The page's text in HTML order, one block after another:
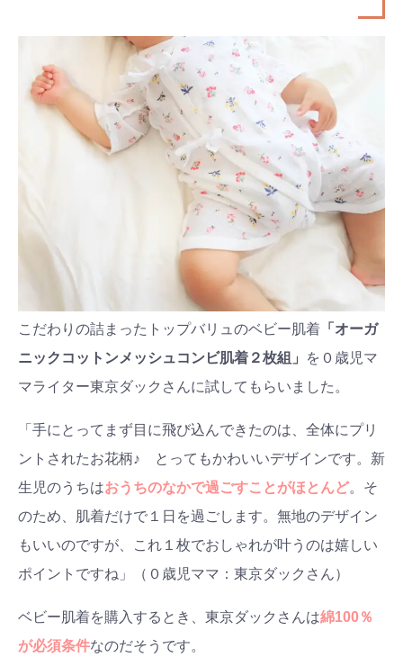
こだわりの詰まったトップバリュのベビー肌着 「オーガ
ニックコットンメッシュコンビ肌着２枚組」
を０歳児マ
マライター東京ダックさんに試してもらいました。
「手にとってまず目に飛び込んできたのは、全体にプリ
ントされたお花柄♪ とってもかわいいデザインです。新
生児のうちはおうちのなかで過ごすことがほとんど。そ
のため、肌着だけで１日を過ごします。無地のデザイン
もいいのですが、これ１枚でおしゃれが叶うのは嬉しい
ポイントですね」（０歳児ママ：東京ダックさん）
ベビー肌着を購入するとき、東京ダックさんは綿100％
が必須条件なのだそうです。
#プレゼント #教育
プレゼント&
妊娠&出産 子育て